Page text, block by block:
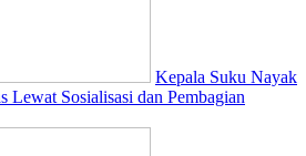
Kepala Suku Nayak
Lewat Sosialisasi dan Pembagian